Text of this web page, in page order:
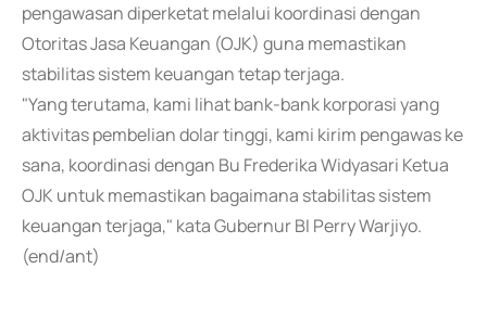
pengawasan diperketat melalui koordinasi dengan
Otoritas Jasa Keuangan (OJK) guna memastikan
stabilitas sistem keuangan tetap terjaga.
"Yang terutama, kami lihat bank-bank korporasi yang
aktivitas pembelian dolar tinggi, kami kirim pengawas ke
sana, koordinasi dengan Bu Frederika Widyasari Ketua
OJK untuk memastikan bagaimana stabilitas sistem
keuangan terjaga," kata Gubernur BI Perry Warjiyo.
(end/ant)